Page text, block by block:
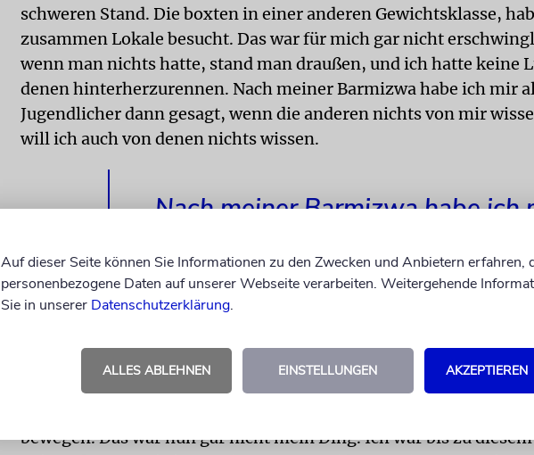
schweren Stand. Die boxten in einer anderen Gewichtsklasse,
zusammen Lokale besucht. Das war für mich gar nicht
wenn man nichts hatte, stand man draußen, und ich hatte keine
denen hinterherzurennen. Nach meiner Barmizwa habe ich mir
Jugendlicher dann gesagt, wenn die anderen nichts von mir
will ich auch von denen nichts wissen.
Nach meiner Barmizwa habe ich
machte ich noch bei der Zionistischen Jugend mit, wo mir schon
Zusammengehörigkeitsgefühl vermittelt wurde. Letztlich aber
bewegen. Das war nun gar nicht mein Ding. Ich war bis zu diesem
Auf dieser Seite können Sie Informationen zu den Zwecken und Anbietern erfahren,
personenbezogene Daten auf unserer Webseite verarbeiten. Weitergehende
Sie in unserer Datenschutzerklärung.
ALLES ABLEHNEN EINSTELLUNGEN AKZEPTIEREN